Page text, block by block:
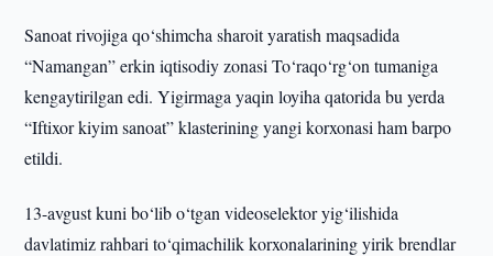
Sanoat rivojiga qo‘shimcha sharoit yaratish maqsadida
“Namangan” erkin iqtisodiy zonasi To‘raqo‘rg‘on tumaniga
kengaytirilgan edi. Yigirmaga yaqin loyiha qatorida bu yerda
“Iftixor kiyim sanoat” klasterining yangi korxonasi ham barpo
etildi.
13-avgust kuni bo‘lib o‘tgan videoselektor yig‘ilishida
davlatimiz rahbari to‘qimachilik korxonalarining yirik brendlar